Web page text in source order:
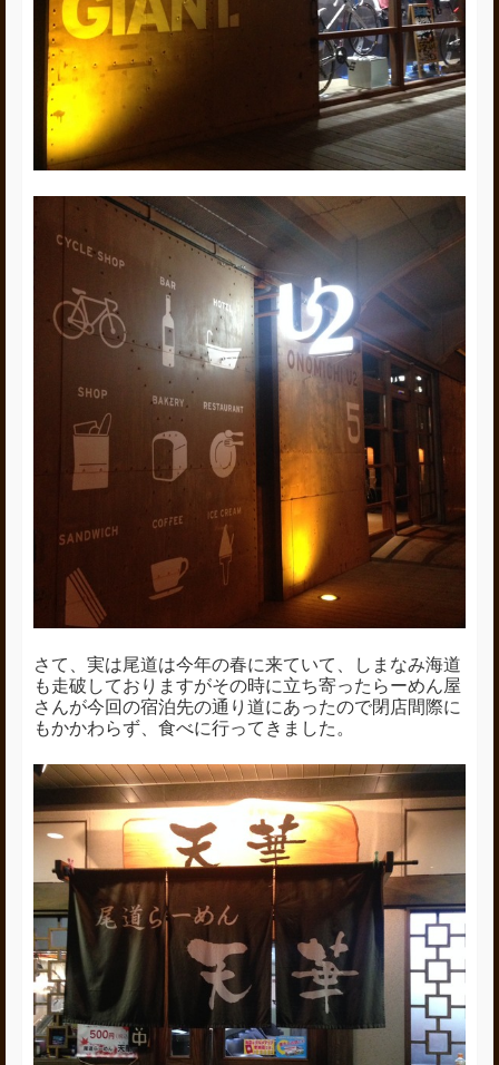
さて、実は尾道は今年の春に来ていて、しまなみ海道
も走破しておりますがその時に立ち寄ったらーめん屋
さんが今回の宿泊先の通り道にあったので閉店間際に
もかかわらず、食べに行ってきました。